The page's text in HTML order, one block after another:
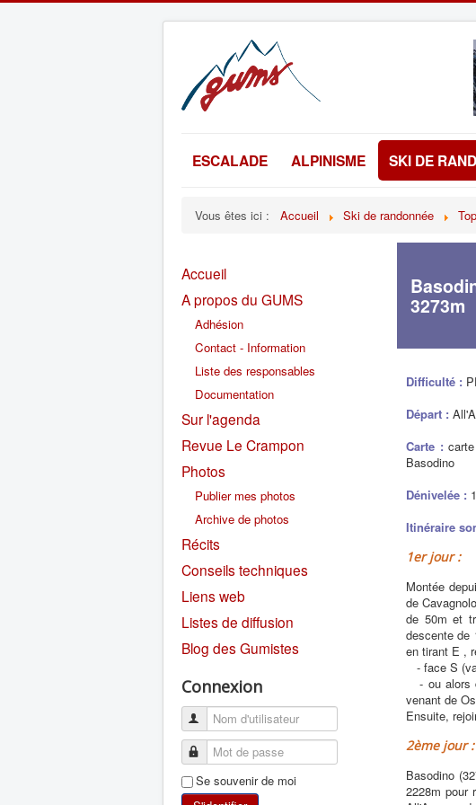
ESCALADE ALPINISME SKI DE
Vous êtes ici : Accueil Ski de randonnée
Accueil
A propos du GUMS
Adhésion
Contact - Information
Liste des responsables
Documentation
Sur l'agenda
Revue Le Crampon
Photos
Publier mes photos
Archive de photos
Récits
Conseils techniques
Liens web
Listes de diffusion
Blog des Gumistes
Connexion
Se souvenir de moi
3273m
Difficulté :
Départ :
Carte :
Basodino
Dénivelée :
Itinéraire
1er jour :
Montée
de
de 50m et
descente de
en tirant E ,
- face S
- ou alors
venant de
Ensuite,
2ème jour :
Basodino
2228m pour